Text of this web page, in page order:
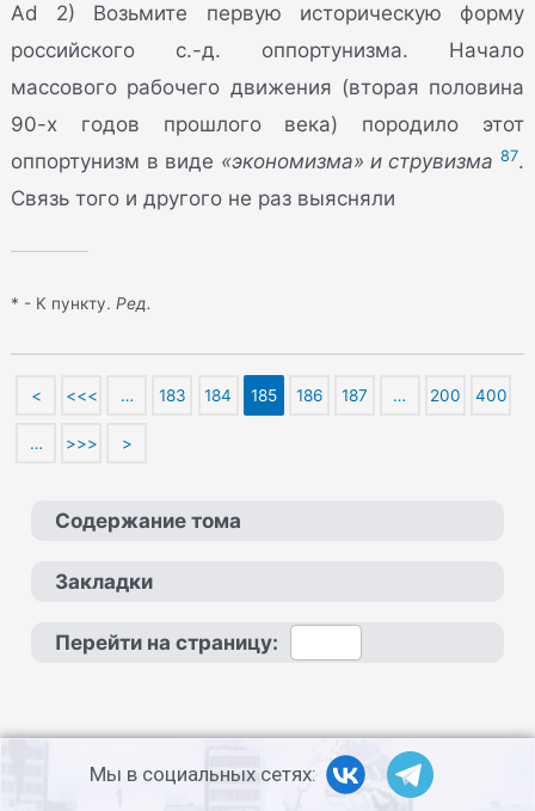
Ad 2) Возьмите первую историческую форму
российского с.-д. оппортунизма. Начало
массового рабочего движения (вторая половина
90-х годов прошлого века) породило этот
оппортунизм в виде «экономизма» и струвизма 87.
Связь того и другого не раз выясняли
* - К пункту.Ред.
< <<< … 183 184 185 186 187 … 200 400
… >>> >
Содержание тома
Закладки
Перейти на страницу:
Мы в социальных сетях: